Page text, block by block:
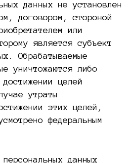
данных не установлен
договором, стороной
или
является субъект
Обрабатываемые
уничтожаются либо
целей
утраты
этих целей,
федеральным
данных